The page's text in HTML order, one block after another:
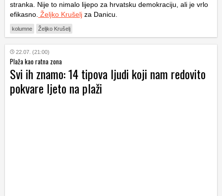
stranka. Nije to nimalo lijepo za hrvatsku demokraciju, ali je vrlo
efikasno. Željko Krušelj za Danicu.
kolumne Željko Krušelj
22.07. (21:00)
Plaža kao ratna zona
Svi ih znamo: 14 tipova ljudi koji nam redovito
pokvare ljeto na plaži